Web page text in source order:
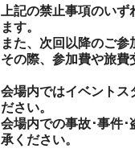
上記の禁止事項のい
ます。
また、次回以降のご参
その際、参加費や旅費
会場内ではイベントス
ださい。
会場内での事故･事件
承ください。